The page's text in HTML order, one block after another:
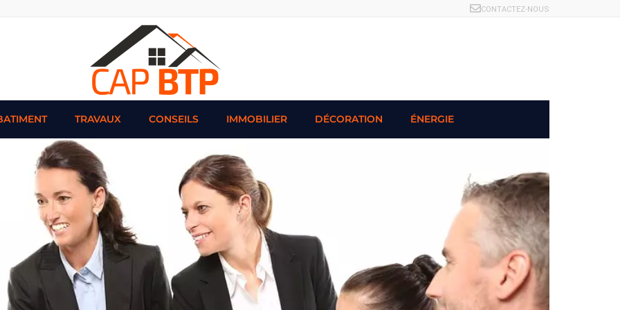
CONTACTEZ-NOUS
TRAVAUX CONSEILS IMMOBILIER DÉCORATION ÉNERGIE